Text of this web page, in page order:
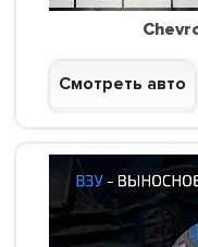
Смотреть авто